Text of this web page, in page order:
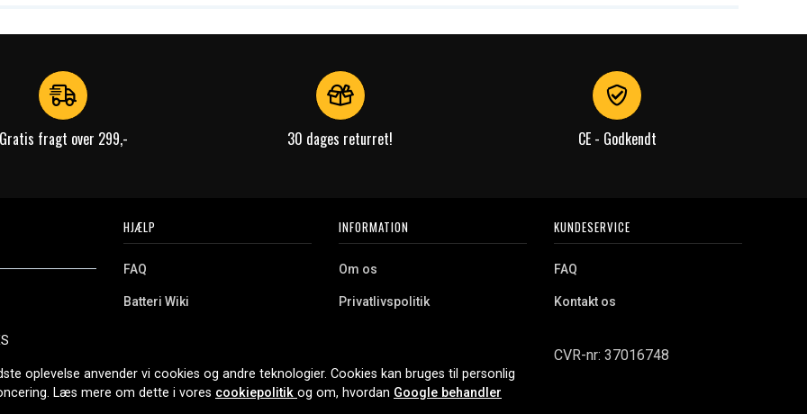
Gratis fragt over 299,- 30 dages returret! CE - Godkendt
Vi tilbyder et
og meget
siden
HJÆLP
FAQ
Batteri Wiki
Erhvervskunde
INFORMATION
Om os
Privatlivspolitik
Cookies
KUNDESERVICE
FAQ
Kontakt os
CVR-nr: 37016748
oplevelse anvender vi cookies og andre teknologier. Cookies kan bruges til personlig
Læs mere om dette i vores cookiepolitik og om, hvordan Google behandler